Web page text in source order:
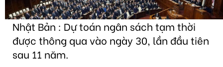
Nhật Bản : Dự toán ngân sách tạm thời
được thông qua vào ngày 30, lần đầu tiên
sau 11 năm.